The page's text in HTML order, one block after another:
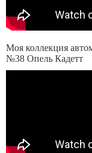
Моя коллекция
№38 Опель Кадетт